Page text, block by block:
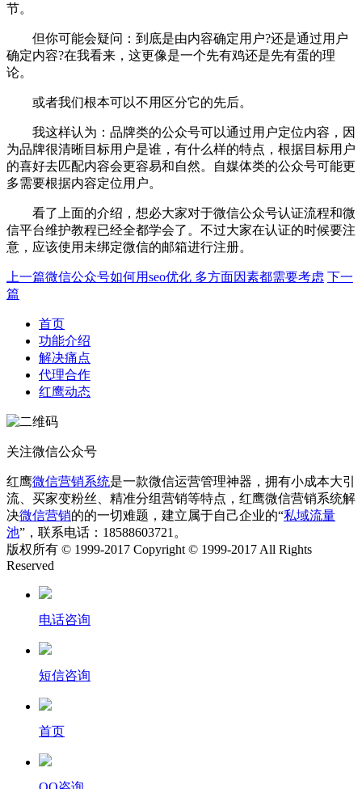
节。
但你可能会疑问：到底是由内容确定用户?还是通过用户
确定内容?在我看来，这更像是一个先有鸡还是先有蛋的理
论。
或者我们根本可以不用区分它的先后。
我这样认为：品牌类的公众号可以通过用户定位内容，因
为品牌很清晰目标用户是谁，有什么样的特点，根据目标用户
的喜好去匹配内容会更容易和自然。自媒体类的公众号可能更
多需要根据内容定位用户。
看了上面的介绍，想必大家对于微信公众号认证流程和微
信平台维护教程已经全都学会了。不过大家在认证的时候要注
意，应该使用未绑定微信的邮箱进行注册。
上一篇微信公众号如何用seo优化 多方面因素都需要考虑 下一
篇
首页
功能介绍
解决痛点
代理合作
红鹰动态
关注微信公众号
红鹰微信营销系统是一款微信运营管理神器，拥有小成本大引
流、买家变粉丝、精准分组营销等特点，红鹰微信营销系统解
决微信营销的的一切难题，建立属于自己企业的“私域流量
池”，联系电话：18588603721。
版权所有 © 1999-2017 Copyright © 1999-2017 All Rights
Reserved
电话咨询
短信咨询
首页